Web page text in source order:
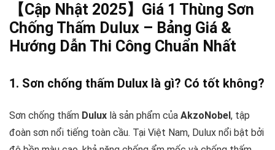
【Cập Nhật 2025】Giá 1 Thùng Sơn
Chống Thấm Dulux – Bảng Giá &
Hướng Dẫn Thi Công Chuẩn Nhất
1. Sơn chống thấm Dulux là gì? Có tốt không?
Sơn chống thấm Dulux là sản phẩm của AkzoNobel, tập
đoàn sơn nổi tiếng toàn cầu. Tại Việt Nam, Dulux nổi bật bởi